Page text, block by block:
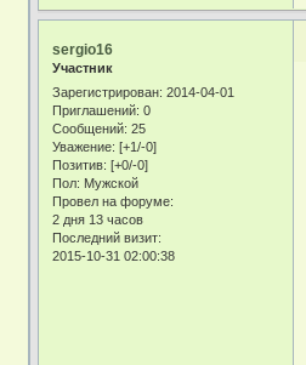
sergio16
Участник
Зарегистрирован: 2014-04-01
Приглашений: 0
Сообщений: 25
Уважение: [+1/-0]
Позитив: [+0/-0]
Пол: Мужской
Провел на форуме:
2 дня 13 часов
Последний визит:
2015-10-31 02:00:38